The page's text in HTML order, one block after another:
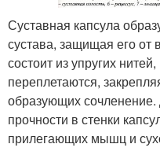
Суставная капсула
сустава, защищая его от
состоит из упругих
переплетаются,
образующих
прочности в стенки
прилегающих мышц и